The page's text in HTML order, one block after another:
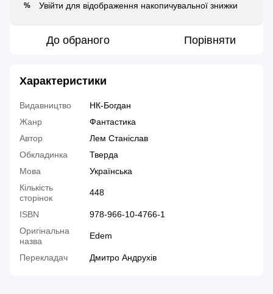
% Увійти для відображення накопичувальної знижки
До обраного Порівняти
Характеристики
Видавництво
НК-Богдан
Жанр
Фантастика
Автор
Лем Станіслав
Обкладинка
Тверда
Мова
Українська
Кількість
сторінок
448
ISBN
978-966-10-4766-1
Оригінальна
назва
Edem
Перекладач Дмитро Андрухів